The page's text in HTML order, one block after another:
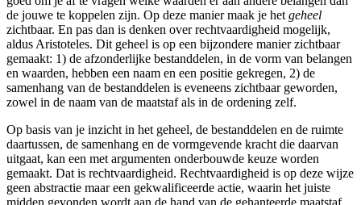
de jouwe te koppelen zijn. Op deze manier maak je het geheel
zichtbaar. En pas dan is denken over rechtvaardigheid mogelijk,
aldus Aristoteles. Dit geheel is op een bijzondere manier zichtbaar
gemaakt: 1) de afzonderlijke bestanddelen, in de vorm van belangen
en waarden, hebben een naam en een positie gekregen, 2) de
samenhang van de bestanddelen is eveneens zichtbaar geworden,
zowel in de naam van de maatstaf als in de ordening zelf.
Op basis van je inzicht in het geheel, de bestanddelen en de ruimte
daartussen, de samenhang en de vormgevende kracht die daarvan
uitgaat, kan een met argumenten onderbouwde keuze worden
gemaakt. Dat is rechtvaardigheid. Rechtvaardigheid is op deze wijze
geen abstractie maar een gekwalificeerde actie, waarin het juiste
midden gevonden wordt aan de hand van de gehanteerde maatstaf.